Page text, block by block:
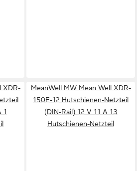
XDR-
1
MeanWell MW Mean Well XDR-
150E-12 Hutschienen-Netzteil
(DIN-Rail) 12 V 11 A 13
Hutschienen-Netzteil